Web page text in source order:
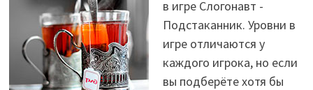
в игре Слогонавт -
Подстаканник. Уровни в
игре отличаются у
каждого игрока, но если
вы подберёте хотя бы